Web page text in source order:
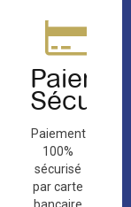
Paiement
100%
sécurisé
par carte